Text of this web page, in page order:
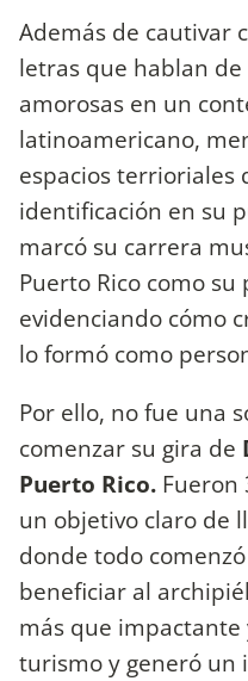
Además de cautivar
letras que hablan
amorosas en un
latinoamericano,
espacios terrioriales
identificación en su
marcó su carrera
Puerto Rico como
evidenciando cómo
lo formó como
Por ello, no fue una
comenzar su gira de
Puerto Rico. Fueron
un objetivo claro de
donde todo
beneficiar al
más que
turismo y generó